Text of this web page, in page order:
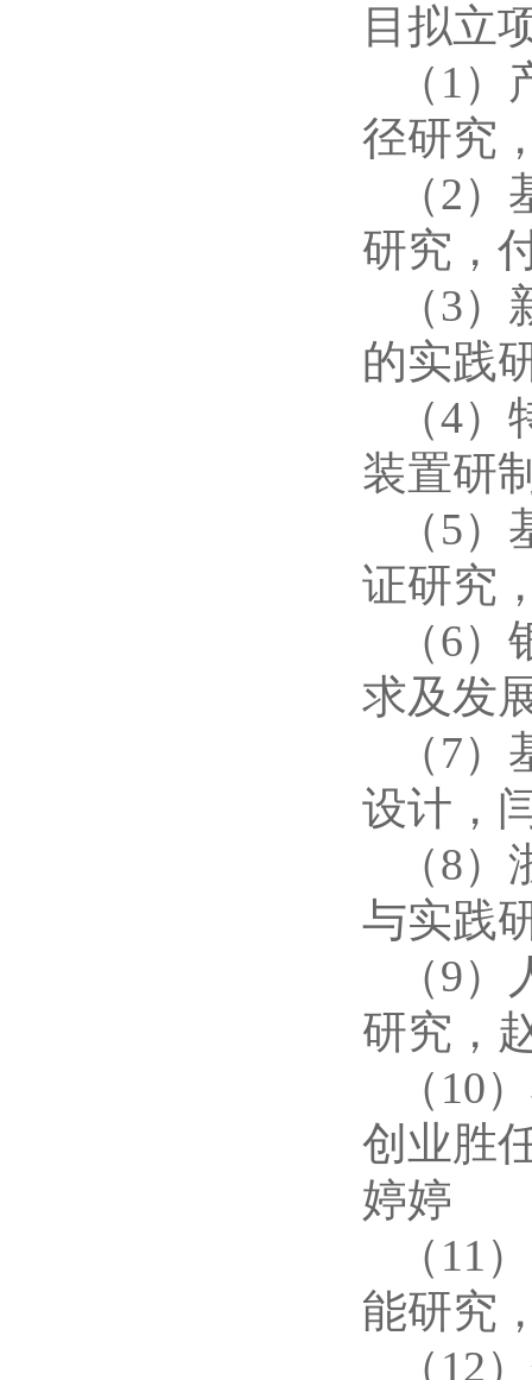
目拟立
（ 1）
径研究
（2）
研究，
（3）
的实践
（4）
装置研
（5）
证研究
（6）
求及发
（7）
设计，
（8）
与实践
（9）
研究，
（ 10
创业胜
婷婷
（ 11
能研究
（ 12